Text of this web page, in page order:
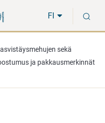
FI
sekä
ja pakkausmerkinnät